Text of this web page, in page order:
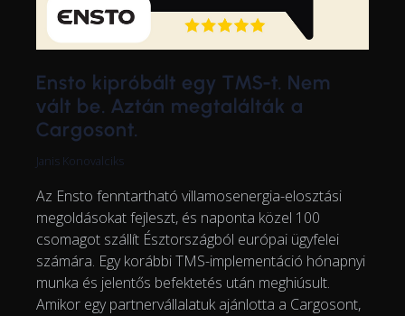
Ensto kipróbált egy TMS-t. Nem
vált be. Aztán megtalálták a
Cargosont.
Janis Konovalciks
Az Ensto fenntartható villamosenergia-elosztási
megoldásokat fejleszt, és naponta közel 100
csomagot szállít Észtországból európai ügyfelei
számára. Egy korábbi TMS-implementáció hónapnyi
munka és jelentős befektetés után meghiúsult.
Amikor egy partnervállalatuk ajánlotta a Cargosont,